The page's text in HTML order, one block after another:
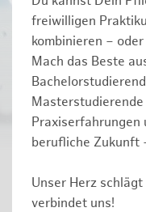
freiwilligen
kombinieren –
Mach das Beste
Praxiserfahrungen
berufliche Zukunft
Unser Herz
verbindet uns!